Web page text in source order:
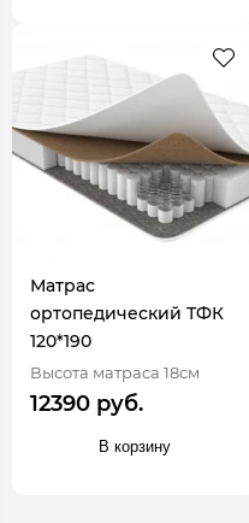
Матрас
ортопедический ТФК
120*190
Высота матраса 18см
12390 руб.
В корзину